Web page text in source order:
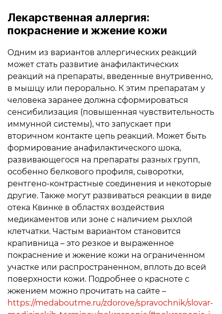
Лекарственная аллергия:
покраснение и жжение кожи
Одним из вариантов аллергических реакций
может стать развитие анафилактических
реакций на препараты, введенные внутривенно,
в мышцу или перорально. К этим препаратам у
человека заранее должна сформироваться
сенсибилизация (повышенная чувствительность
иммунной системы), что запускает при
вторичном контакте цепь реакций. Может быть
формирование анафилактического шока,
развивающегося на препараты разных групп,
особенно белкового профиля, сыворотки,
рентгено-контрастные соединения и некоторые
другие. Также могут развиваться реакции в виде
отека Квинке в областях воздействия
медикаментов или зоне с наличием рыхлой
клетчатки. Частым вариантом становится
крапивница – это резкое и выраженное
покраснение и жжение кожи на ограниченном
участке или распространенном, вплоть до всей
поверхности кожи. Подробнее о красноте с
жжением можно прочитать на сайте –
https://medaboutme.ru/zdorove/spravochnik/slovar-